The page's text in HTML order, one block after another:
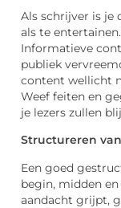
Als schrijver is je
als te
Informatieve
publiek
content wellicht
Weef feiten en
je lezers zullen
Structureren
Een goed
begin, midden
aandacht grijpt,